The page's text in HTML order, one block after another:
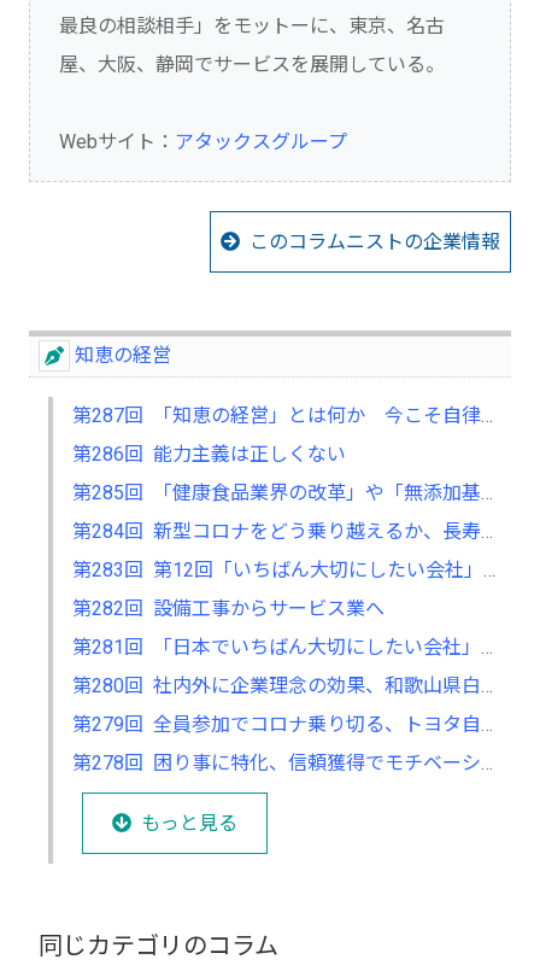
最良の相談相手」をモットーに、東京、名古
屋、大阪、静岡でサービスを展開している。
Webサイト： アタックスグループ
このコラムニストの企業情報
知恵の経営
第286回 能力主義は正しくない
第282回 設備工事からサービス業へ
もっと見る
同じカテゴリのコラム